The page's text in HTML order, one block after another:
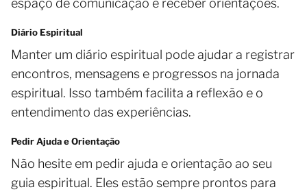
espaço de comunicação e receber orientações.
Diário Espiritual
Manter um diário espiritual pode ajudar a registrar
encontros, mensagens e progressos na jornada
espiritual. Isso também facilita a reflexão e o
entendimento das experiências.
Pedir Ajuda e Orientação
Não hesite em pedir ajuda e orientação ao seu
guia espiritual. Eles estão sempre prontos para